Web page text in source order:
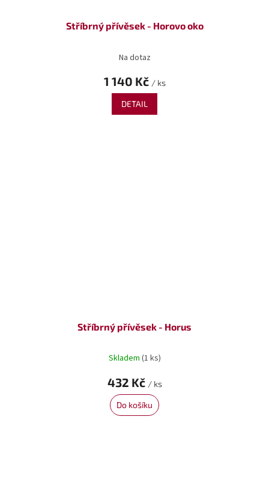
Stříbrný přívěsek - Horovo oko
Na dotaz
1 140 Kč / ks
DETAIL
Stříbrný přívěsek - Horus
Skladem (1 ks)
432 Kč / ks
Do košíku